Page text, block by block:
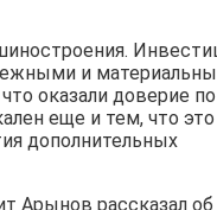
и
оказали доверие по
еще и тем, что это
дополнительных
Арынов рассказал об